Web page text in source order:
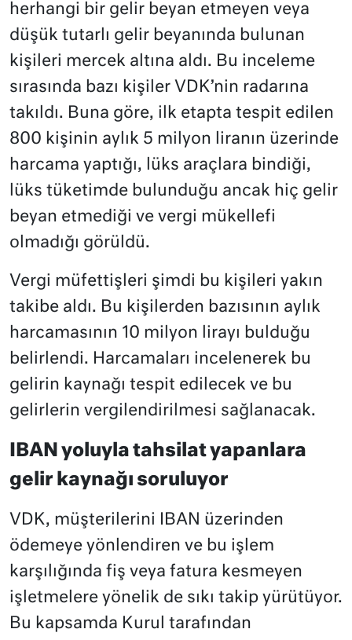
herhangi bir gelir beyan etmeyen veya
düşük tutarlı gelir beyanında bulunan
kişileri mercek altına aldı. Bu inceleme
sırasında bazı kişiler VDK’nin radarına
takıldı. Buna göre, ilk etapta tespit edilen
800 kişinin aylık 5 milyon liranın üzerinde
harcama yaptığı, lüks araçlara bindiği,
lüks tüketimde bulunduğu ancak hiç gelir
beyan etmediği ve vergi mükellefi
olmadığı görüldü.
Vergi müfettişleri şimdi bu kişileri yakın
takibe aldı. Bu kişilerden bazısının aylık
harcamasının 10 milyon lirayı bulduğu
belirlendi. Harcamaları incelenerek bu
gelirin kaynağı tespit edilecek ve bu
gelirlerin vergilendirilmesi sağlanacak.
IBAN yoluyla tahsilat yapanlara
gelir kaynağı soruluyor
VDK, müşterilerini IBAN üzerinden
ödemeye yönlendiren ve bu işlem
karşılığında fiş veya fatura kesmeyen
işletmelere yönelik de sıkı takip yürütüyor.
Bu kapsamda Kurul tarafından